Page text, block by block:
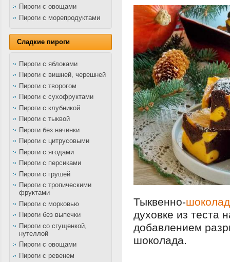
Пироги с овощами
Пироги с морепродуктами
Сладкие пироги
Пироги с яблоками
Пироги с вишней, черешней
Пироги с творогом
Пироги с сухофруктами
Пироги с клубникой
Пироги с тыквой
Пироги без начинки
Пироги с цитрусовыми
Пироги с ягодами
Пироги с персиками
Пироги с грушей
Пироги с тропическими
фруктами
Пироги с морковью
Пироги без выпечки
Пироги со сгущенкой,
нутеллой
Пироги с овощами
Пироги с ревенем
Тыквенно-
духовке из теста
добавлением
шоколада.